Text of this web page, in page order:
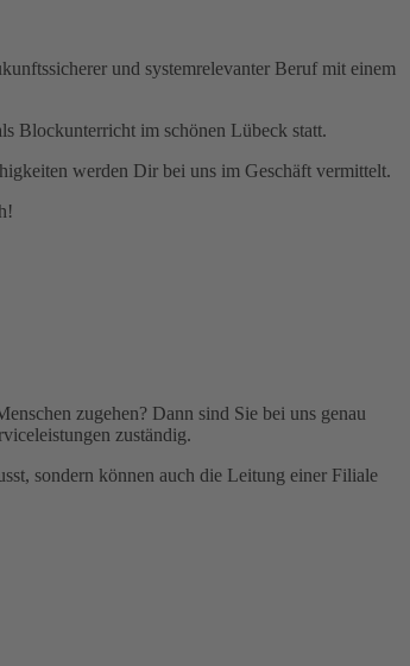
und systemrelevanter Beruf mit einem
Blockunterricht im schönen Lübeck statt.
werden Dir bei uns im Geschäft vermittelt.
zugehen? Dann sind Sie bei uns genau
zuständig.
sondern können auch die Leitung einer Filiale